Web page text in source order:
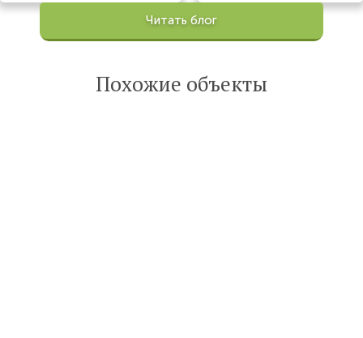
Просмотров:
Опубликована:
Читать блог
Похожие объекты